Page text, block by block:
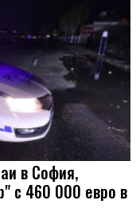
в София,
с 460 000 евро в